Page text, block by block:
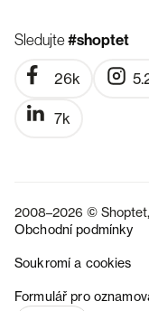
Sledujte#shoptet
26k
7k
2008–2026 ©
Obchodní podmínky
Soukromí a cookies
Formulář pro